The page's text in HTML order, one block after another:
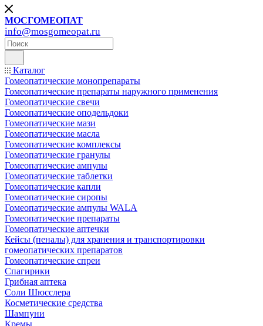
МОСГОМЕОПАТ
info@mosgomeopat.ru
Каталог
Гомеопатические монопрепараты
Гомеопатические препараты наружного применения
Гомеопатические свечи
Гомеопатические оподельдоки
Гомеопатические мази
Гомеопатические масла
Гомеопатические комплексы
Гомеопатические гранулы
Гомеопатические ампулы
Гомеопатические таблетки
Гомеопатические капли
Гомеопатические сиропы
Гомеопатические ампулы WALA
Гомеопатические препараты
Гомеопатические аптечки
Кейсы (пеналы) для хранения и транспортировки
гомеопатических препаратов
Гомеопатические спреи
Спагирики
Грибная аптека
Соли Шюсслера
Косметические средства
Шампуни
Кремы